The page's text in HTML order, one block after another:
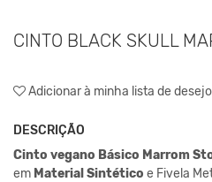
CINTO BLACK SKULL
Adicionar à minha lista de
DESCRIÇÃO
Cinto vegano Básico Marrom
em Material Sintético e Fivela